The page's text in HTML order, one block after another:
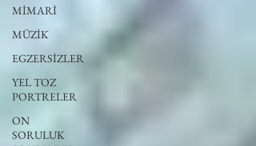
MİMARİ
MÜZİK
EGZERSİZLER
YEL TOZ
PORTRELER
ON
SORULUK